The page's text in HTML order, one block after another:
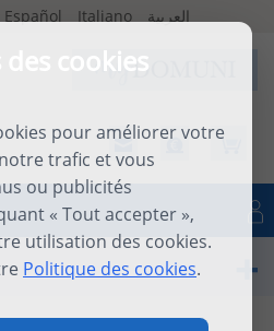
des cookies
pour améliorer votre
trafic et vous
ou publicités
« Tout accepter »,
utilisation des cookies.
Politique des cookies.
Español Italiano العربية
Se connecter